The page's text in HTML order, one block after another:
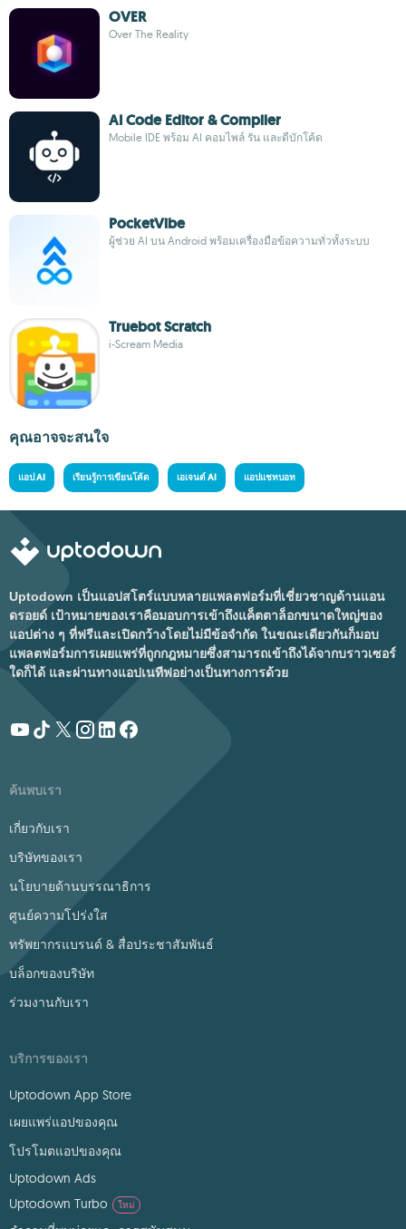
OVER
Over The Reality
AI Code Editor & Compiler
Mobile IDE พร้อม AI คอมไพล์ รัน และดีบักโค้ด
PocketVibe
ผู้ช่วย AI บน Android พร้อมเครื่องมือข้อความทั่วทั้งระบบ
Truebot Scratch
i-Scream Media
คุณอาจจะสนใจ
แอป AI เรียนรู้การเขียนโค้ด เอเจนต์ AI แอปแชทบอท
Uptodown เป็นแอปสโตร์แบบหลายแพลตฟอร์มที่เชี่ยวชาญด้านแอน
ดรอยด์ เป้าหมายของเราคือมอบการเข้าถึงแค็ตตาล็อกขนาดใหญ่ของ
แอปต่าง ๆ ที่ฟรีและเปิดกว้างโดยไม่มีข้อจำกัด ในขณะเดียวกันก็มอบ
แพลตฟอร์มการเผยแพร่ที่ถูกกฎหมายซึ่งสามารถเข้าถึงได้จากบราวเซอร์
ใดก็ได้ และผ่านทางแอปเนทีฟอย่างเป็นทางการด้วย
ค้นพบเรา
เกี่ยวกับเรา
บริษัทของเรา
นโยบายด้านบรรณาธิการ
ศูนย์ความโปร่งใส
ทรัพยากรแบรนด์ & สื่อประชาสัมพันธ์
บล็อกของบริษัท
ร่วมงานกับเรา
บริการของเรา
Uptodown App Store
เผยแพร่แอปของคุณ
โปรโมตแอปของคุณ
Uptodown Ads
Uptodown Turbo
ใหม่